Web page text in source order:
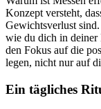
Konzept versteht,
Gewichtsverlust
wie du dich in
den Fokus auf die
legen, nicht nur auf
Ein tägliches